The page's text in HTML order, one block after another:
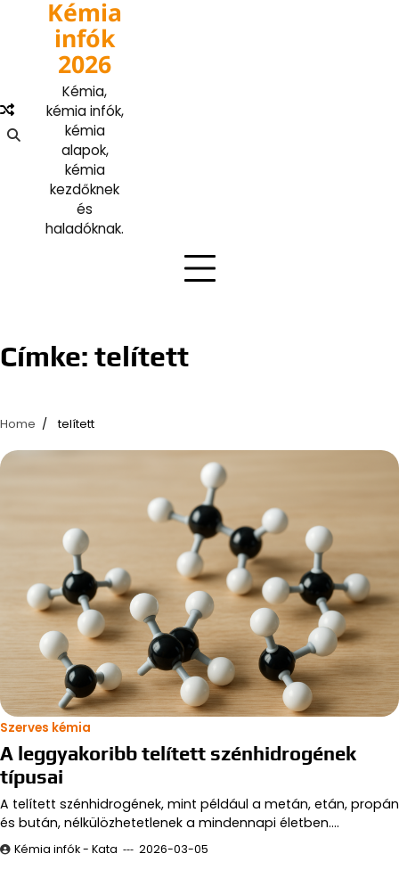
Kémia
infók
2026
Kémia,
kémia infók,
kémia
alapok,
kémia
kezdőknek
és
haladóknak.
Címke: telített
Home telített
Szerves kémia
A leggyakoribb telített szénhidrogének
típusai
A telített szénhidrogének, mint például a metán, etán, propán
és bután, nélkülözhetetlenek a mindennapi életben.…
Kémia infók - Kata 2026-03-05